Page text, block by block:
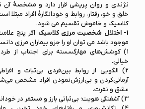
نژندی و روان پریشی قرار دارد و مشخصهٔ آن‌
خلق و خو، رفتار، روابط و خودانگارهٔ افراد مبتلا
کلاسیک و خاموش تقسیم می شود.
1- اختلال شخصیت مرزی کلاسیک
اگر پنج
موجود باشد می توان او را جزو بیماران مرزی
1) کوشش‌های مهارگسسته برای اجتناب از
خیالی.
2) الگویی از روابط بین‌فردی بی‌ثبات و
آرمانی‌کردن و بی‌ارزش‌نمودن افراد مشخص
عشق و نفرت.
3) آشفتگی هویت؛ بی‌ثباتی بارز و مستمر در خودانگاره یا درک خویشتن،